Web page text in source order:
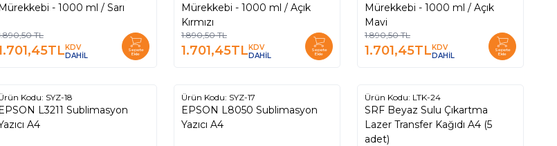
- 1000 ml / Sarı
TL
TLKDV
DAHİL
Sepete
Ekle
Mürekkebi - 1000 ml / Açık
Kırmızı
1.890,50TL
1.701,45TLKDV
DAHİL
Sepete
Ekle
Mürekkebi - 1000 ml / Açık
Mavi
1.890,50TL
1.701,45TLKDV
DAHİL
Sepete
Ekle
Kodu: SYZ-18
L3211 Sublimasyon
A4
%
5
Ürün Kodu: SYZ-17
EPSON L8050 Sublimasyon
Yazıcı A4
%
15
Ürün Kodu: LTK-24
SRF Beyaz Sulu Çıkartma
Lazer Transfer Kağıdı A4 (5
adet)